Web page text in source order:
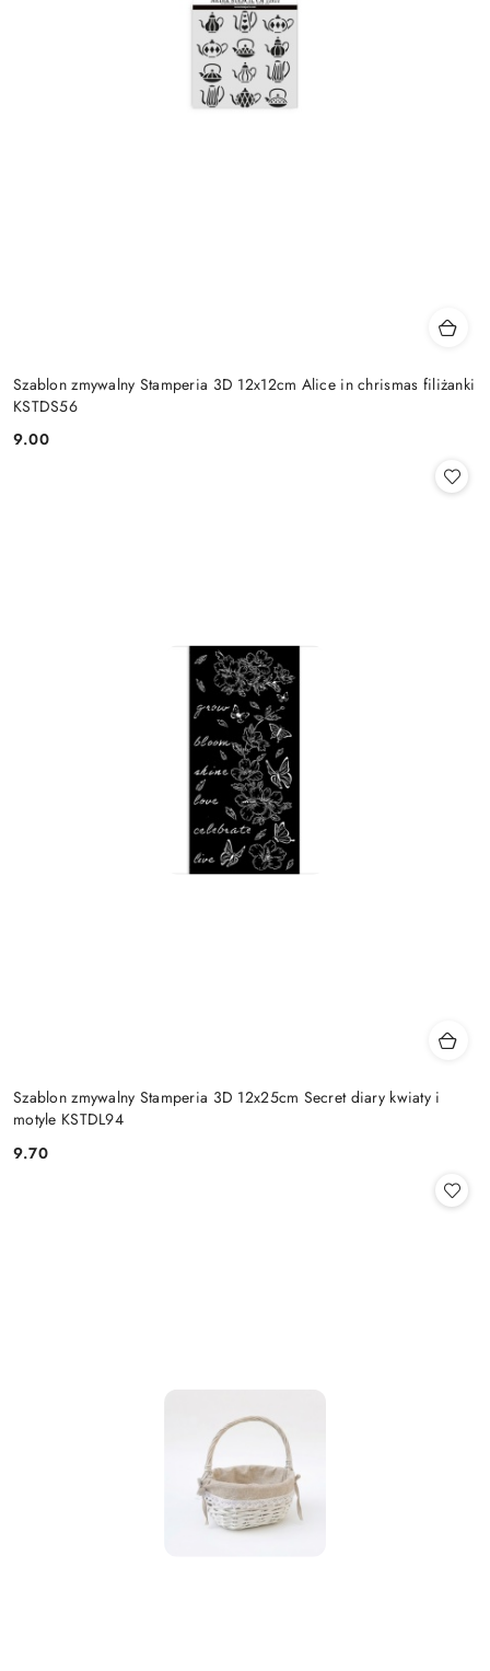
Szablon zmywalny Stamperia 3D 12x12cm Alice in chrismas filiżanki
KSTDS56
Cena:
9.00
Szablon zmywalny Stamperia 3D 12x25cm Secret diary kwiaty i
motyle KSTDL94
Cena:
9.70